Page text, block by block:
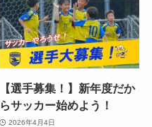
【選手募集！】新年度だか
らサッカー始めよう！
2026年4月4日